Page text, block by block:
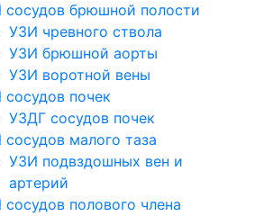
сосудов брюшной полости
УЗИ чревного ствола
УЗИ брюшной аорты
УЗИ воротной вены
почек
УЗДГ сосудов почек
малого таза
УЗИ подвздошных вен и
артерий
полового члена